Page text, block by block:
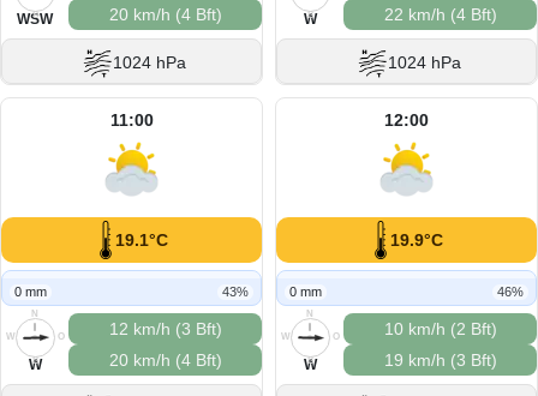
S
WSW
20 km/h (4 Bft)
1024 hPa
S
W
22 km/h (4 Bft)
1024 hPa
11:00
19.1°C
0 mm 43%
N
O
S
W
W
12 km/h (3 Bft)
20 km/h (4 Bft)
12:00
19.9°C
0 mm 46%
N
O
S
W
W
10 km/h (2 Bft)
19 km/h (3 Bft)